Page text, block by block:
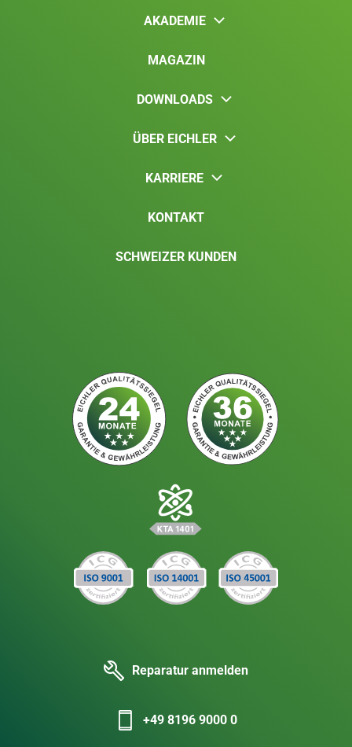
AKADEMIE
MAGAZIN
DOWNLOADS
ÜBER EICHLER
KARRIERE
KONTAKT
SCHWEIZER KUNDEN
Reparatur anmelden
+49 8196 9000 0